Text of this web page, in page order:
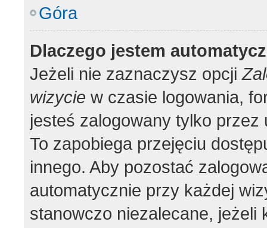
Góra
Dlaczego jestem
Jeżeli nie zaznaczysz opcji
wizycie w czasie logowania,
jesteś zalogowany tylko
To zapobiega przejęciu
innego. Aby pozostać
automatycznie przy każdej
stanowczo niezalecane, jeżeli